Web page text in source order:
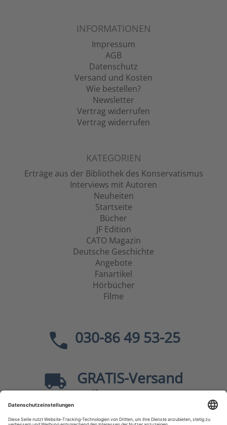
INFORMATIONEN
Impressum
AGB
Datenschutz
Versand und Kosten
Wie bestellen?
Newsletter
Vertrag widerrufen
Vertrag widerrufen
KATEGORIEN
Erträge aus der Bibliothek des Konservatismus
Interviews mit Autoren
Neuheiten
Startseite
Bücher
JF Edition
CATO Magazin
Deutsche Geschichte
Angebote
Fanartikel
Hörbücher
Filme
030-86 49 53-25
GRATIS-Versand
40
Sicher dank SSL